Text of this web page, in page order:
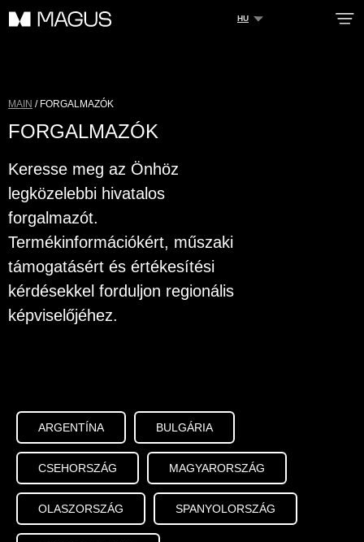
HU
RÓLUNK
KATALÓGUS
HÍREK
+36 1 460 8645
Kapcsolatfelvétel
ELŐNYÖK
SZERVIZ
ELÉRHETŐSÉGEK
FORGALMAZÓK
PROFESSZIONÁLIS
HASZNÁLATRA
MAIN / FORGALMAZÓK
FORGALMAZÓK
Keresse meg az Önhöz
legközelebbi hivatalos
forgalmazót.
Termékinformációkért, műszaki
támogatásért és értékesítési
kérdésekkel forduljon regionális
képviselőjéhez.
ARGENTÍNA BULGÁRIA
CSEHORSZÁG MAGYARORSZÁG
OLASZORSZÁG SPANYOLORSZÁG